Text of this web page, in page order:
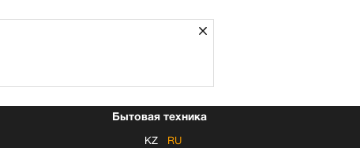
Закрыть
Бытовая техника
KZ RU